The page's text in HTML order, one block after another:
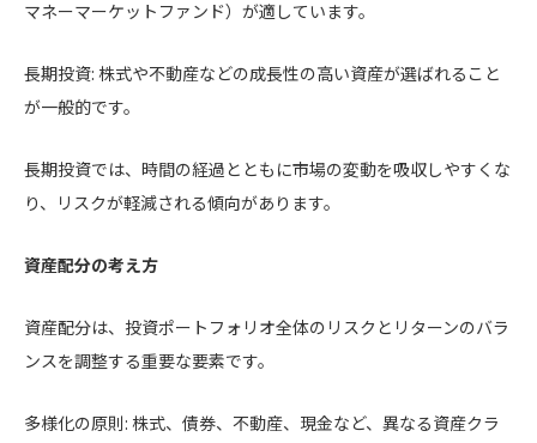
マネーマーケットファンド）が適しています。
長期投資: 株式や不動産などの成長性の高い資産が選ばれること
が一般的です。
長期投資では、時間の経過とともに市場の変動を吸収しやすくな
り、リスクが軽減される傾向があります。
資産配分の考え方
資産配分は、投資ポートフォリオ全体のリスクとリターンのバラ
ンスを調整する重要な要素です。
多様化の原則: 株式、債券、不動産、現金など、異なる資産クラ